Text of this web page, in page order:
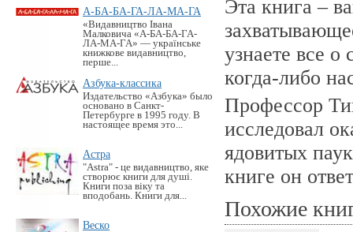
А-БА-БА-ГА-ЛА-МА-ГА
«Видавництво Івана
Малковича «А-БА-БА-ГА-
ЛА-МА-ГА» — українське
книжкове видавництво,
перше...
Азбука-классика
Издательство «Азбука» было
основано в Санкт-
Петербурге в 1995 году. В
настоящее время это...
Астра
"Astra" - це видавництво, яке
створює книги для душі.
Книги поза віку та
вподобань. Книги для...
Веско
Эта книга –
узнаете все
когда-либо
Профессор
исследовал
ядовитых
книге он
Похожие